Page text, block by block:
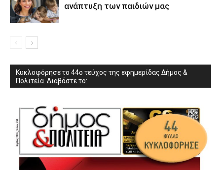
ανάπτυξη των παιδιών µας
Κυκλοφόρησε το 44ο τεύχος της εφημερίδας Δήμος &
Πολιτεία. Διαβάστε το: